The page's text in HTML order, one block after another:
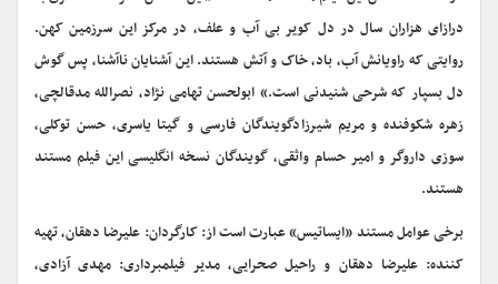
درازای هزاران سال در دل کویر بی آب و علف، در مرکز این سرزمین کهن.
روایتی که راویانش آب، باد، خاک و آتش هستند. این آشنایان ناآشنا، پس گوش
دل بسپار که شرحی شنیدنی است.» ابولحسن تهامی نژاد، نصرالله مدقالچی،
زهره شکوفنده و مریم شیرزادگویندگان فارسی و گیتا یاسری، حسن توکلی،
سوزی داروگر و امیر حسام واثقی، گویندگان نسخه انگلیسی این فیلم مستند
هستند.
برخی عوامل مستند «ایساتیس» عبارت است از: کارگردان: علیرضا دهقان، تهیه
کننده: علیرضا دهقان و راحیل صحرایی، مدیر فیلمبرداری: مهدی آزادی،